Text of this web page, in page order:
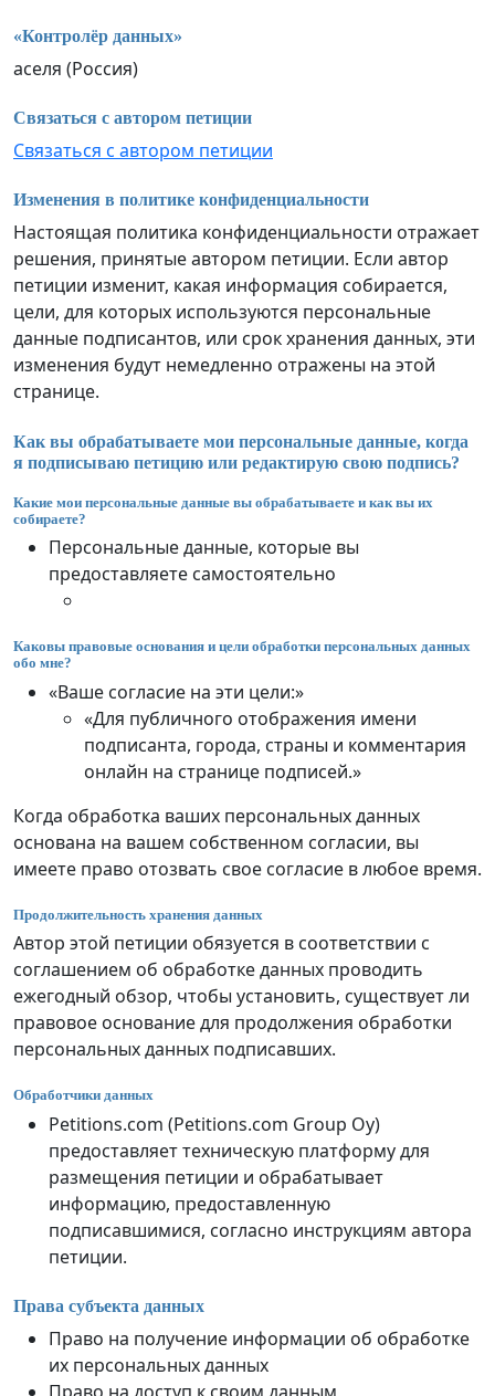
«Контролёр данных»
аселя (Россия)
Связаться с автором петиции
Связаться с автором петиции
Изменения в политике конфиденциальности
Настоящая политика конфиденциальности отражает
решения, принятые автором петиции. Если автор
петиции изменит, какая информация собирается,
цели, для которых используются персональные
данные подписантов, или срок хранения данных, эти
изменения будут немедленно отражены на этой
странице.
Как вы обрабатываете мои персональные данные, когда
я подписываю петицию или редактирую свою подпись?
Какие мои персональные данные вы обрабатываете и как вы их
собираете?
Персональные данные, которые вы
предоставляете самостоятельно
Каковы правовые основания и цели обработки персональных данных
обо мне?
«Ваше согласие на эти цели:»
«Для публичного отображения имени
подписанта, города, страны и комментария
онлайн на странице подписей.»
Когда обработка ваших персональных данных
основана на вашем собственном согласии, вы
имеете право отозвать свое согласие в любое время.
Продолжительность хранения данных
Автор этой петиции обязуется в соответствии с
соглашением об обработке данных проводить
ежегодный обзор, чтобы установить, существует ли
правовое основание для продолжения обработки
персональных данных подписавших.
Обработчики данных
Petitions.com (Petitions.com Group Oy)
предоставляет техническую платформу для
размещения петиции и обрабатывает
информацию, предоставленную
подписавшимися, согласно инструкциям автора
петиции.
Права субъекта данных
Право на получение информации об обработке
их персональных данных